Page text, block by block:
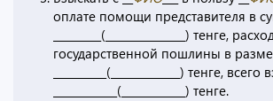
оплате помощи представителя в
_________(_______________) тенге,
государственной пошлины в
__________(_____________) тенге, всего
____________(____________) тенге.